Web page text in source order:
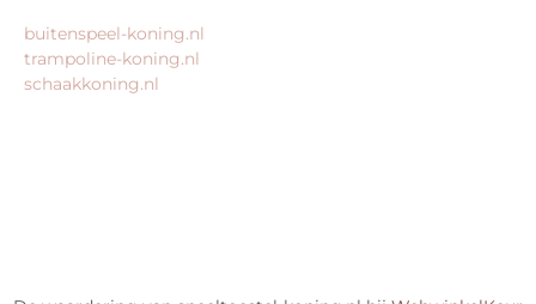
buitenspeel-koning.nl
trampoline-koning.nl
schaakkoning.nl